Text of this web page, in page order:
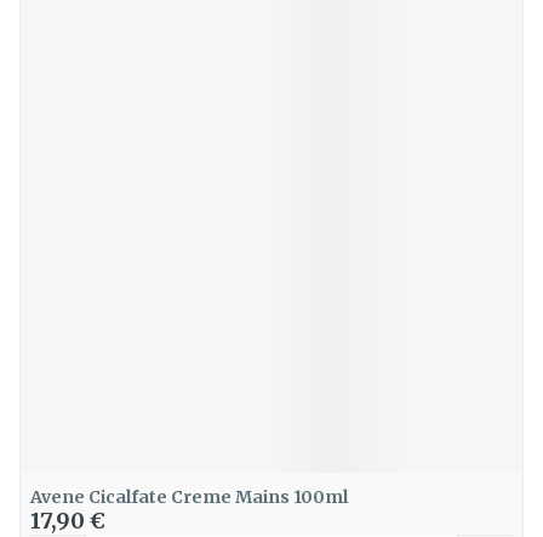
Avene Cicalfate Creme Mains 100ml
17,90 €